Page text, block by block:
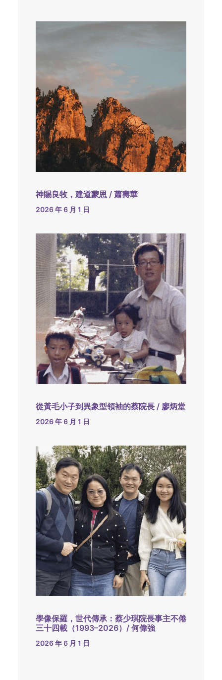
神賜良牧，建道蒙恩 / 蕭壽華
2026 年 6 月 1 日
從黃毛小子到異象型領袖的蔡院長 / 廖炳堂
2026 年 6 月 1 日
學像保羅，世代傳承：蔡少琪院長事主不倦
三十四載（1993–2026）/ 何偉強
2026 年 6 月 1 日